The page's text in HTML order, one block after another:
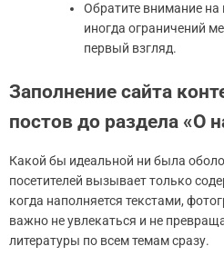
Обратите внимание
иногда ограничений
первый взгляд.
Заполнение сайта
постов до раздела «О
Какой бы идеальной ни была
посетителей вызывает только
когда наполняется текстами,
важно не увлекаться и не
литературы по всем темам сразу.